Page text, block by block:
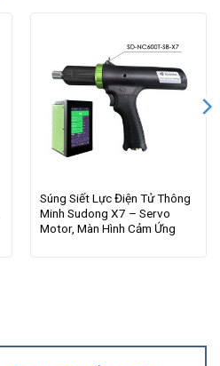
Súng Siết Lực Điện Tử Thông
Minh Sudong X7 – Servo
Motor, Màn Hình Cảm Ứng